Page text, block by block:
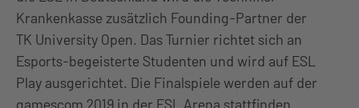
Krankenkasse zusätzlich Founding-Partner der
TK University Open. Das Turnier richtet sich an
Esports-begeisterte Studenten und wird auf ESL
Play ausgerichtet. Die Finalspiele werden auf der
gamescom 2019 in der ESL Arena stattfinden.